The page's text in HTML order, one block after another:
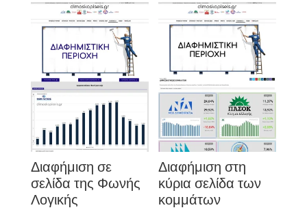
Διαφήμιση σε
σελίδα της Φωνής
Λογικής
Διαφήμιση στη
κύρια σελίδα των
κομμάτων